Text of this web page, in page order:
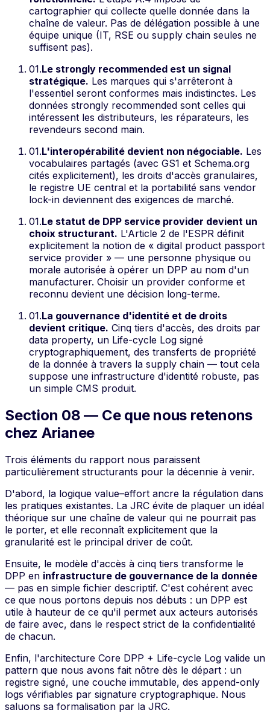
cartographier qui collecte quelle donnée dans la
chaîne de valeur. Pas de délégation possible à une
équipe unique (IT, RSE ou supply chain seules ne
suffisent pas).
01.Le strongly recommended est un signal
stratégique. Les marques qui s'arrêteront à
l'essentiel seront conformes mais indistinctes. Les
données strongly recommended sont celles qui
intéressent les distributeurs, les réparateurs, les
revendeurs second main.
01.L'interopérabilité devient non négociable. Les
vocabulaires partagés (avec GS1 et Schema.org
cités explicitement), les droits d'accès granulaires,
le registre UE central et la portabilité sans vendor
lock-in deviennent des exigences de marché.
01.Le statut de DPP service provider devient un
choix structurant. L'Article 2 de l'ESPR définit
explicitement la notion de « digital product passport
service provider » — une personne physique ou
morale autorisée à opérer un DPP au nom d'un
manufacturer. Choisir un provider conforme et
reconnu devient une décision long-terme.
01.La gouvernance d'identité et de droits
devient critique. Cinq tiers d'accès, des droits par
data property, un Life-cycle Log signé
cryptographiquement, des transferts de propriété
de la donnée à travers la supply chain — tout cela
suppose une infrastructure d'identité robuste, pas
un simple CMS produit.
Section 08 — Ce que nous retenons
chez Arianee
Trois éléments du rapport nous paraissent
particulièrement structurants pour la décennie à venir.
D'abord, la logique value–effort ancre la régulation dans
les pratiques existantes. La JRC évite de plaquer un idéal
théorique sur une chaîne de valeur qui ne pourrait pas
le porter, et elle reconnaît explicitement que la
granularité est le principal driver de coût.
Ensuite, le modèle d'accès à cinq tiers transforme le
DPP en infrastructure de gouvernance de la donnée
— pas en simple fichier descriptif. C'est cohérent avec
ce que nous portons depuis nos débuts : un DPP est
utile à hauteur de ce qu'il permet aux acteurs autorisés
de faire avec, dans le respect strict de la confidentialité
de chacun.
Enfin, l'architecture Core DPP + Life-cycle Log valide un
pattern que nous avons fait nôtre dès le départ : un
registre signé, une couche immutable, des append-only
logs vérifiables par signature cryptographique. Nous
saluons sa formalisation par la JRC.